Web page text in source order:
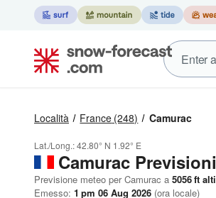
Località France (248) Camurac
Lat./Long.:42.80° N 1.92° E
Camurac
Previsione meteo per Camurac a 5056ft
Emesso: 1 pm 06 Aug 2026 (ora locale)